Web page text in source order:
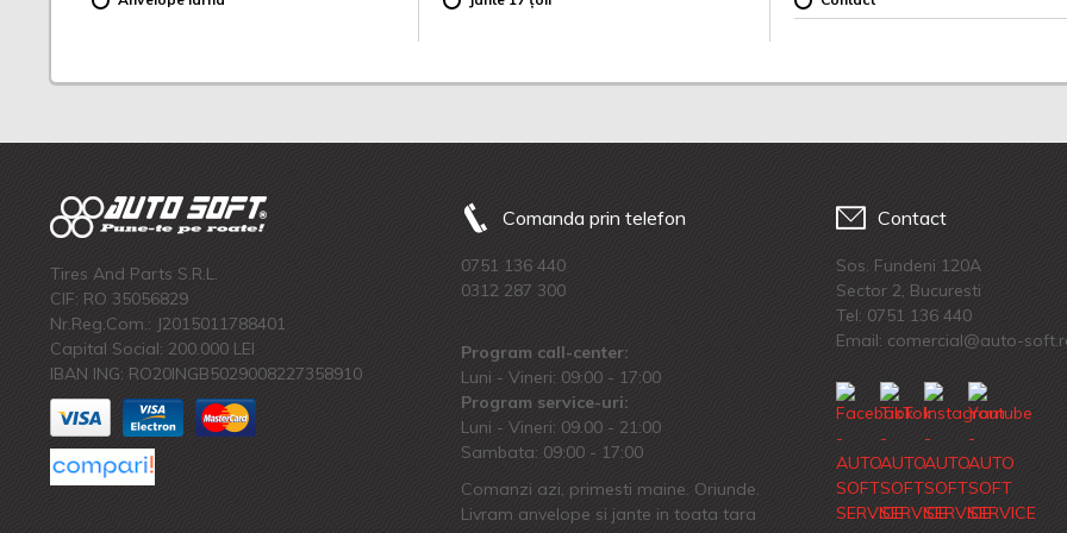
Tires And Parts S.R.L.
CIF: RO 35056829
Nr.Reg.Com.: J2015011788401
Capital Social: 200.000 LEI
IBAN ING: RO20INGB5029008227358910
Comanda prin telefon
0751 136 440
0312 287 300
Program call-center:
Luni - Vineri: 09:00 - 17:00
Program service-uri:
Luni - Vineri: 09.00 - 21:00
Sambata: 09:00 - 17:00
Comanzi azi, primesti maine. Oriunde.
Livram anvelope si jante in toata tara
Contact
Sos. Fundeni 120A
Sector 2, Bucuresti
Tel: 0751 136 440
Email: comercial@auto-